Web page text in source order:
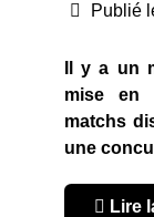
Publié
Il y a un
mise en
matchs
une
Lire